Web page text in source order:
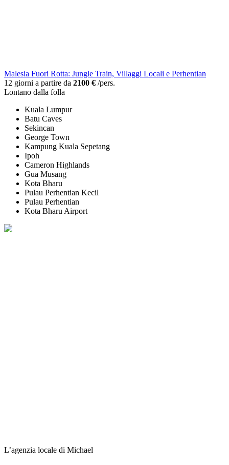
Malesia Fuori Rotta: Jungle Train, Villaggi Locali e Perhentian
12 giorni a partire da 2100 € /pers.
Lontano dalla folla
Kuala Lumpur
Batu Caves
Sekincan
George Town
Kampung Kuala Sepetang
Ipoh
Cameron Highlands
Gua Musang
Kota Bharu
Pulau Perhentian Kecil
Pulau Perhentian
Kota Bharu Airport
L’agenzia locale di Michael